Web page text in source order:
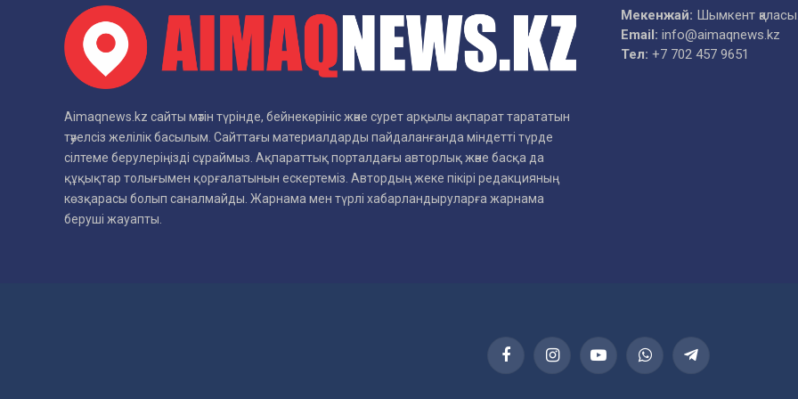
Aimaqnews.kz сайты мәтін түрінде, бейнекөрініс және сурет арқылы ақпарат тарататын
тәуелсіз желілік басылым. Сайттағы материалдарды пайдаланғанда міндетті түрде
сілтеме берулеріңізді сұраймыз. Ақпараттық порталдағы авторлық және басқа да
құқықтар толығымен қорғалатынын ескертеміз. Автордың жеке пікірі редакцияның
көзқарасы болып саналмайды. Жарнама мен түрлі хабарландыруларға жарнама
беруші жауапты.
Мекенжай: Шымкент
Email: info@aimaqnews.kz
Тел: +7 702 457 9651
FacebookInstagramYouTubeWhatsAppTelegram